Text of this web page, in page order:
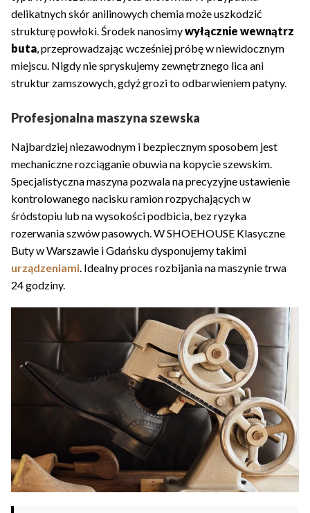
delikatnych skór anilinowych chemia może uszkodzić
strukturę powłoki. Środek nanosimywyłącznie wewnątrz
buta, przeprowadzając wcześniej próbę w niewidocznym
miejscu. Nigdy nie spryskujemy zewnętrznego lica ani
struktur zamszowych, gdyż grozi to odbarwieniem patyny.
Profesjonalna maszyna szewska
Najbardziej niezawodnym i bezpiecznym sposobem jest
mechaniczne rozciąganie obuwia na kopycie szewskim.
Specjalistyczna maszyna pozwala na precyzyjne ustawienie
kontrolowanego nacisku ramion rozpychających w
śródstopiu lub na wysokości podbicia, bez ryzyka
rozerwania szwów pasowych. W SHOEHOUSE Klasyczne
Buty w Warszawie i Gdańsku dysponujemy takimi
urządzeniami. Idealny proces rozbijania na maszynie trwa
24 godziny.